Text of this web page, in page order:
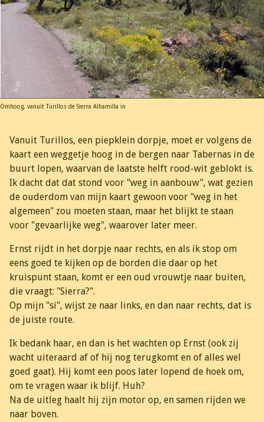
Omhoog, vanuit Turillos de Sierra Alhamilla in
Vanuit Turillos, een piepklein dorpje, moet er volgens de
kaart een weggetje hoog in de bergen naar Tabernas in de
buurt lopen, waarvan de laatste helft rood-wit geblokt is.
Ik dacht dat dat stond voor "weg in aanbouw", wat gezien
de ouderdom van mijn kaart gewoon voor "weg in het
algemeen" zou moeten staan, maar het blijkt te staan
voor "gevaarlijke weg", waarover later meer.
Ernst rijdt in het dorpje naar rechts, en als ik stop om
eens goed te kijken op de borden die daar op het
kruispunt staan, komt er een oud vrouwtje naar buiten,
die vraagt: "Sierra?".
Op mijn "si", wijst ze naar links, en dan naar rechts, dat is
de juiste route.
Ik bedank haar, en dan is het wachten op Ernst (ook zij
wacht uiteraard af of hij nog terugkomt en of alles wel
goed gaat). Hij komt een poos later lopend de hoek om,
om te vragen waar ik blijf. Huh?
Na de uitleg haalt hij zijn motor op, en samen rijden we
naar boven.